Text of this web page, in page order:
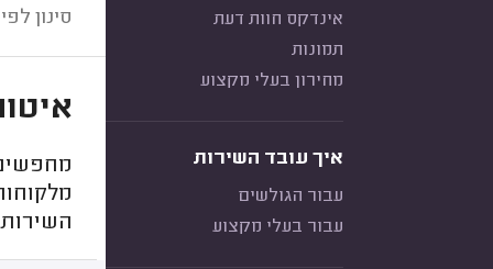
אינדקס חוות דעת
תמונות
מחירון בעלי מקצוע
איך עובד השירות
עבור הגולשים
עבור בעלי מקצוע
סינון